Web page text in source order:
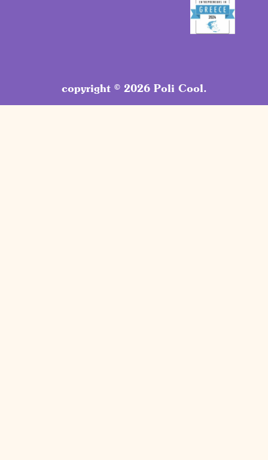
copyright © 2026 Poli Cool.